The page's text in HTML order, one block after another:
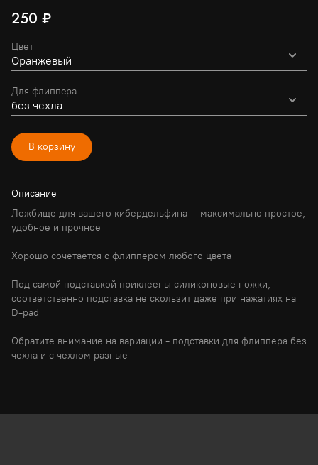
250 ₽
Цвет
Для флиппера
В корзину
Описание
Лежбище для вашего кибердельфина  - максимально простое,
удобное и прочное
Хорошо сочетается с флиппером любого цвета
Под самой подставкой приклеены силиконовые ножки,
соответственно подставка не скользит даже при нажатиях на
D-pad
Обратите внимание на вариации - подставки для флиппера без
чехла и с чехлом разные